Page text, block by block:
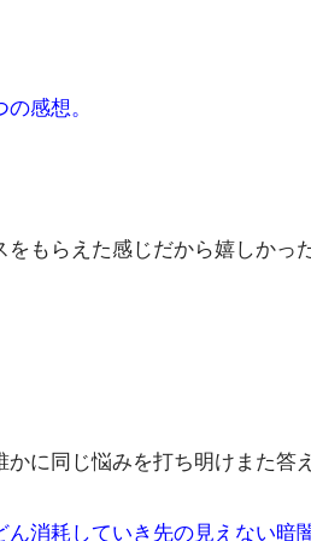
の感想。
をもらえた感じだから嬉しか
に同じ悩みを打ち明けまた答
ん消耗していき先の見えない暗